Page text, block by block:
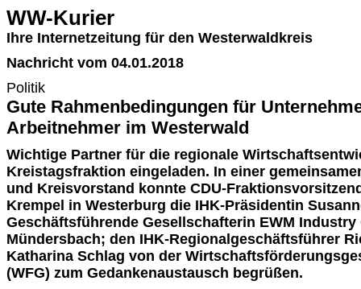
WW-Kurier
Ihre Internetzeitung für den Westerwaldkreis
Nachricht vom 04.01.2018
Politik
Gute Rahmenbedingungen für
Arbeitnehmer im Westerwald
Wichtige Partner für die regionale
Kreistagsfraktion eingeladen. In einer
und Kreisvorstand konnte CDU-
Krempel in Westerburg die IHK-Präsidentin
Geschäftsführende Gesellschafterin EWM Industry
Mündersbach; den IHK-Regionalgeschäftsführer
Katharina Schlag von der
(WFG) zum Gedankenaustausch begrüßen.